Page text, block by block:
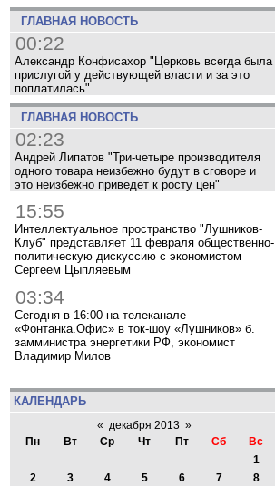
ГЛАВНАЯ НОВОСТЬ
00:22
Александр Конфисахор "Церковь всегда была
прислугой у действующей власти и за это
поплатилась"
ГЛАВНАЯ НОВОСТЬ
02:23
Андрей Липатов "Три-четыре производителя
одного товара неизбежно будут в сговоре и
это неизбежно приведет к росту цен"
15:55
Интеллектуальное пространство "Лушников-
Клуб" представляет 11 февраля общественно-
политическую дискуссию с экономистом
Сергеем Цыпляевым
03:34
Сегодня в 16:00 на телеканале
«Фонтанка.Офис» в ток-шоу «Лушников» б.
замминистра энергетики РФ, экономист
Владимир Милов
КАЛЕНДАРЬ
« декабря 2013 »
Пн
Вт Ср Чт Пт Сб
Вс
1
2
3 4 5 6 7
8